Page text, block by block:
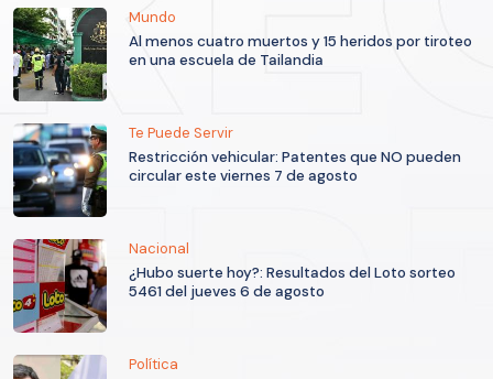
Mundo
Al menos cuatro muertos y 15 heridos por tiroteo
en una escuela de Tailandia
Te Puede Servir
Restricción vehicular: Patentes que NO pueden
circular este viernes 7 de agosto
Nacional
¿Hubo suerte hoy?: Resultados del Loto sorteo
5461 del jueves 6 de agosto
Política